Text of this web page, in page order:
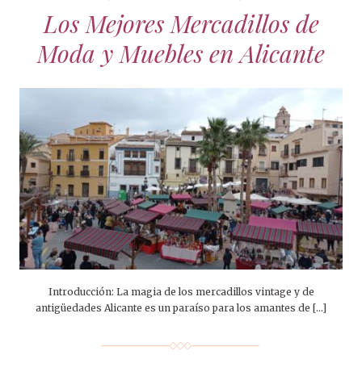
Los Mejores Mercadillos de
Moda y Muebles en Alicante
Introducción: La magia de los mercadillos vintage y de
antigüedades Alicante es un paraíso para los amantes de […]